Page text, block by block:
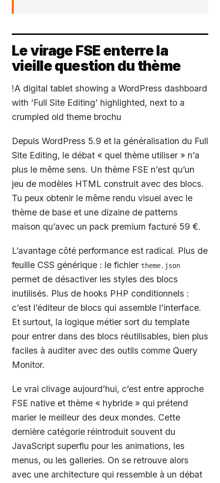
Le virage FSE enterre la
vieille question du thème
!A digital tablet showing a WordPress dashboard
with ‘Full Site Editing’ highlighted, next to a
crumpled old theme brochu
Depuis WordPress 5.9 et la généralisation du Full
Site Editing, le débat « quel thème utiliser » n’a
plus le même sens. Un thème FSE n’est qu’un
jeu de modèles HTML construit avec des blocs.
Tu peux obtenir le même rendu visuel avec le
thème de base et une dizaine de patterns
maison qu’avec un pack premium facturé 59 €.
L’avantage côté performance est radical. Plus de
feuille CSS générique : le fichier theme.json
permet de désactiver les styles des blocs
inutilisés. Plus de hooks PHP conditionnels :
c’est l’éditeur de blocs qui assemble l’interface.
Et surtout, la logique métier sort du template
pour entrer dans des blocs réutilisables, bien plus
faciles à auditer avec des outils comme Query
Monitor.
Le vrai clivage aujourd’hui, c’est entre approche
FSE native et thème « hybride » qui prétend
marier le meilleur des deux mondes. Cette
dernière catégorie réintroduit souvent du
JavaScript superflu pour les animations, les
menus, ou les galleries. On se retrouve alors
avec une architecture qui ressemble à un débat